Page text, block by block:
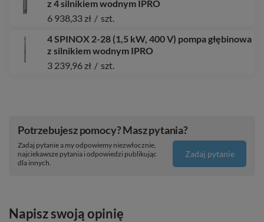
z 4 silnikiem wodnym IPRO
6 938,33 zł / szt.
4 SPINOX 2-28 (1,5 kW, 400 V) pompa głębinowa
z silnikiem wodnym IPRO
3 239,96 zł / szt.
Potrzebujesz pomocy? Masz pytania?
Zadaj pytanie a my odpowiemy niezwłocznie,
najciekawsze pytania i odpowiedzi publikując
dla innych.
Zadaj pytanie
Napisz swoją opinię